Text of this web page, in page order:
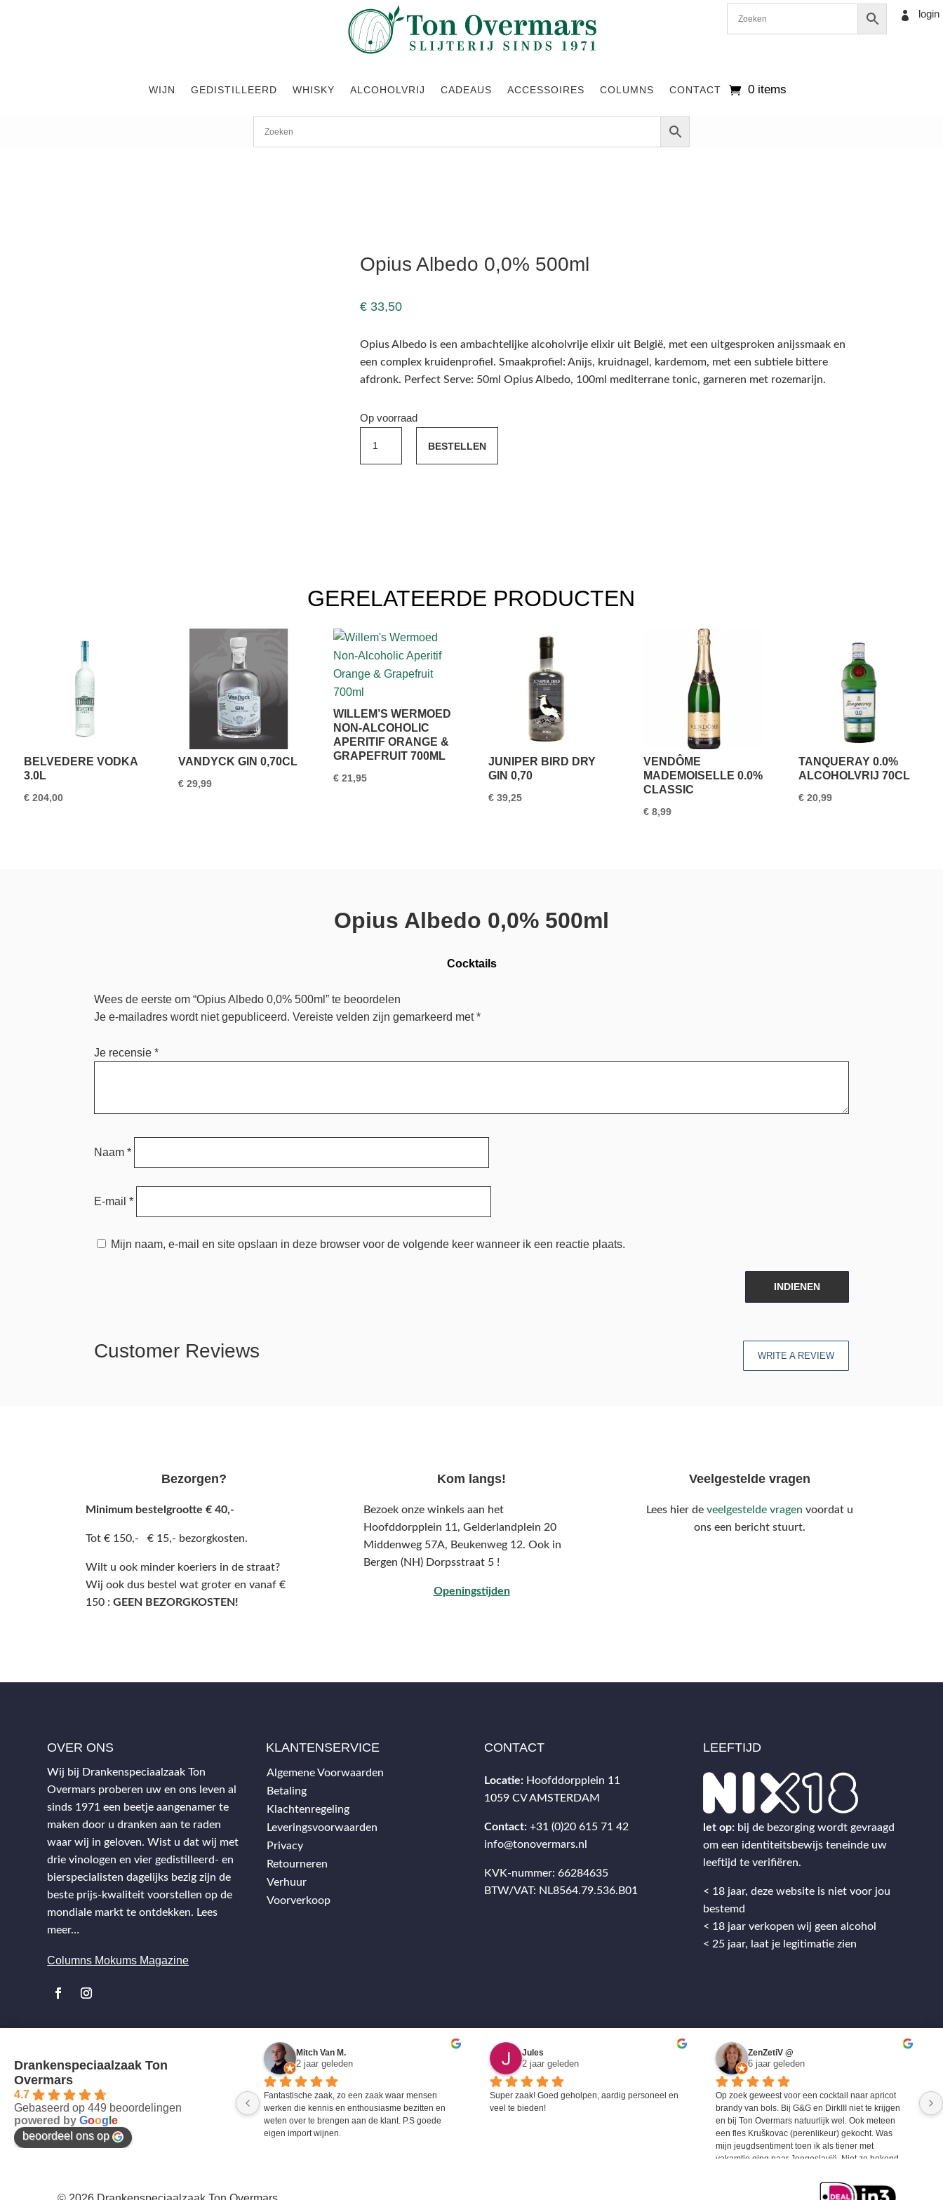
WIJN GEDISTILLEERD WHISKY ALCOHOLVRIJ CADEAUS ACCESSOIRES COLUMNS CONTACT 0 items
 login
Opius Albedo 0,0% 500ml
€33,50
Opius Albedo is een ambachtelijke alcoholvrije elixir uit België, met een uitgesproken anijssmaak en
een complex kruidenprofiel. Smaakprofiel: Anijs, kruidnagel, kardemom, met een subtiele bittere
afdronk. Perfect Serve: 50ml Opius Albedo, 100ml mediterrane tonic, garneren met rozemarijn.
Op voorraad
Albedo
BESTELLEN
GERELATEERDE PRODUCTEN
BELVEDERE VODKA
3.0L
€204,00
VANDYCK GIN 0,70CL
€ 29,99
WILLEM’S WERMOED
NON-ALCOHOLIC
APERITIF ORANGE &
GRAPEFRUIT 700ML
€ 21,95
JUNIPER BIRD DRY
GIN 0,70
€ 39,25
VENDÔME
MADEMOISELLE 0.0%
CLASSIC
€ 8,99
TANQUERAY 0.0%
ALCOHOLVRIJ 70CL
€20,99
Opius Albedo 0,0% 500ml
Cocktails
Wees de eerste om “Opius Albedo 0,0% 500ml” te beoordelen
Je e-mailadres wordt niet gepubliceerd. Vereiste velden zijn gemarkeerd met*
Je recensie*
Naam*
E-mail*
Mijn naam, e-mail en site opslaan in deze browser voor de volgende keer wanneer ik een reactie plaats.
INDIENEN
Customer Reviews WRITE A REVIEW
Bezorgen?
Minimum bestelgrootte € 40,-
Tot € 150,- € 15,- bezorgkosten.
Wilt u ook minder koeriers in de straat?
Wij ook dus bestel wat groter en vanaf €
150 : GEEN BEZORGKOSTEN!
Kom langs!
Bezoek onze winkels aan het
Hoofddorpplein 11, Gelderlandplein 20
Middenweg 57A, Beukenweg 12. Ook in
Bergen (NH) Dorpsstraat 5 !
Openingstijden
Veelgestelde vragen
Lees hier de veelgestelde vragen voordat u
ons een bericht stuurt.
OVER ONS
Wij bij Drankenspeciaalzaak Ton
Overmars proberen uw en ons leven al
sinds 1971 een beetje aangenamer te
maken door u dranken aan te raden
waar wij in geloven. Wist u dat wij met
drie vinologen en vier gedistilleerd- en
bierspecialisten dagelijks bezig zijn de
beste prijs-kwaliteit voorstellen op de
mondiale markt te ontdekken. Lees
meer…
Columns Mokums Magazine
KLANTENSERVICE
Algemene Voorwaarden
Betaling
Klachtenregeling
Leveringsvoorwaarden
Privacy
Retourneren
Verhuur
Voorverkoop
CONTACT
Locatie: Hoofddorpplein 11
1059 CV AMSTERDAM
Contact: +31 (0)20 615 71 42
info@tonovermars.nl
KVK-nummer: 66284635
BTW/VAT: NL8564.79.536.B01
LEEFTIJD
let op: bij de bezorging wordt gevraagd
om een identiteitsbewijs teneinde uw
leeftijd te verifiëren.
< 18 jaar, deze website is niet voor jou
bestemd
< 18 jaar verkopen wij geen alcohol
< 25 jaar, laat je legitimatie zien
Drankenspeciaalzaak Ton
Overmars
4.7
Gebaseerd op 449 beoordelingen
powered by Goog e
beoordeel ons op
Mitch Van M.
2 jaar geleden
Fantastische zaak, zo een zaak waar mensen
werken die kennis en enthousiasme bezitten en
weten over te brengen aan de klant. P.S goede
eigen import wijnen.
Jules
2 jaar geleden
Super zaak! Goed geholpen, aardig personeel en
veel te bieden!
ZenZetiV @
6 jaar geleden
Op zoek geweest voor een cocktail naar apricot
brandy van bols. Bij G&G en DirkIII niet te krijgen
en bij Ton Overmars natuurlijk wel. Ook meteen
een fles Kruškovac (perenlikeur) gekocht. Was
mijn jeugdsentiment toen ik als tiener met
vakamtie ging naar Joegoslavië. Niet zo bekend